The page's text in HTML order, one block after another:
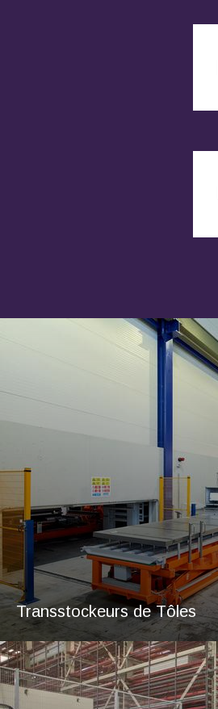
Transstockeurs de Tôles